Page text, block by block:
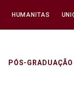
HUMANITAS
PÓS-GRADUAÇÃO